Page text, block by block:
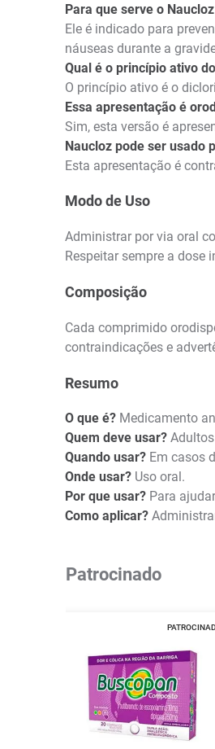
Para que serve o
Ele é indicado para
náuseas durante a
Qual é o princípio ativo
O princípio ativo é o
Essa apresentação é
Sim, esta versão é
Naucloz pode ser usado
Esta apresentação é
Modo de Uso
Administrar por via oral
Respeitar sempre a dose
Composição
Cada comprimido
contraindicações e
Resumo
O que é? Medicamento
Quem deve usar?
Quando usar? Em casos
Onde usar? Uso oral.
Por que usar? Para
Como aplicar?
Patrocinado